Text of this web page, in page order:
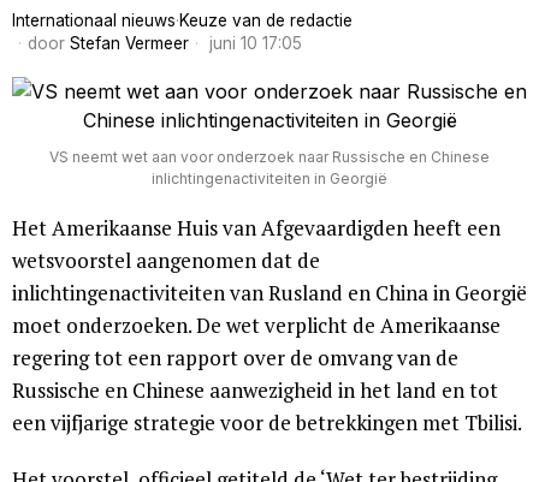
Internationaal nieuws·Keuze van de redactie
door Stefan Vermeer juni 10 17:05
VS neemt wet aan voor onderzoek naar Russische en Chinese
inlichtingenactiviteiten in Georgië
Het Amerikaanse Huis van Afgevaardigden heeft een
wetsvoorstel aangenomen dat de
inlichtingenactiviteiten van Rusland en China in Georgië
moet onderzoeken. De wet verplicht de Amerikaanse
regering tot een rapport over de omvang van de
Russische en Chinese aanwezigheid in het land en tot
een vijfjarige strategie voor de betrekkingen met Tbilisi.